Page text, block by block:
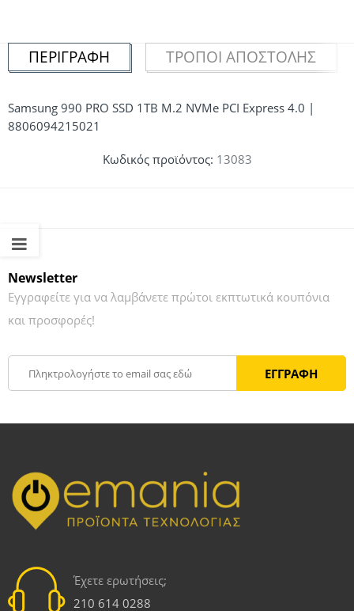
ΠΕΡΙΓΡΑΦΉ ΤΡΌΠΟΙ ΑΠΟΣΤΟΛΉΣ
Samsung 990 PRO SSD 1TB M.2 NVMe PCI Express 4.0 |
8806094215021
Κωδικός προϊόντος: 13083
Newsletter
Εγγραφείτε για να λαμβάνετε πρώτοι εκπτωτικά κουπόνια
και προσφορές!
Έχετε ερωτήσεις;
210 614 0288